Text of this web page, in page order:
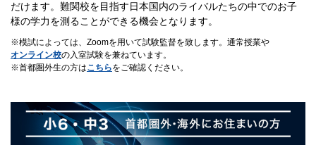
だけます。難関校を目指す日本国内のライバルたちの中でのお子
様の学力を測ることができる機会となります。
模試によっては、Zoomを用いて試験監督を致します。通常授業や
オンライン校の入室試験を兼ねています。
首都圏外生の方はこちらをご確認ください。